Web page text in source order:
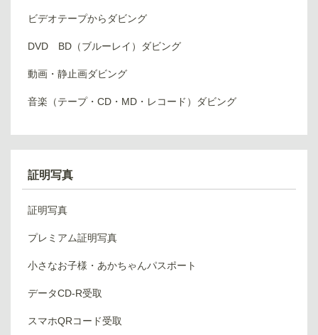
ビデオテープからダビング
DVD BD（ブルーレイ）ダビング
動画・静止画ダビング
音楽（テープ・CD・MD・レコード）ダビング
証明写真
証明写真
プレミアム証明写真
小さなお子様・あかちゃんパスポート
データCD-R受取
スマホQRコード受取